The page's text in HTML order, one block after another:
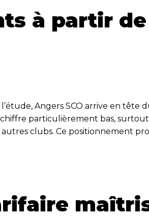
à partir
l’étude, Angers SCO arrive en
particulièrement bas,
clubs. Ce positionnement